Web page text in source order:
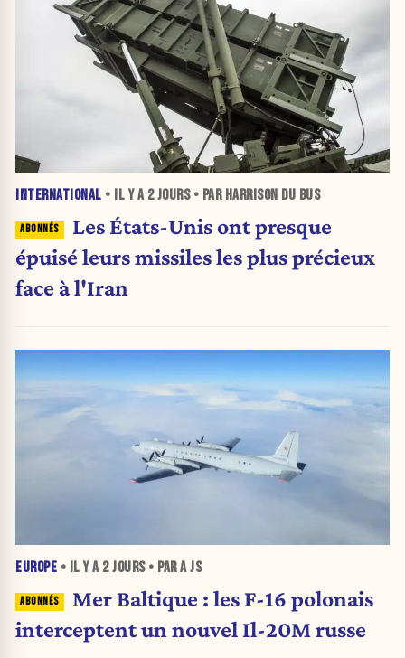
INTERNATIONAL • IL Y A 2 JOURS• PAR HARRISON DU BUS
Les États-Unis ont presque
épuisé leurs missiles les plus précieux
face à l'Iran
EUROPE • IL Y A 2 JOURS• PAR A JS
Mer Baltique : les F-16 polonais
interceptent un nouvel Il-20M russe